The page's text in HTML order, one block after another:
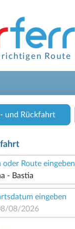
Route
und Rückfahrt
oder Route eingeben
eingeben